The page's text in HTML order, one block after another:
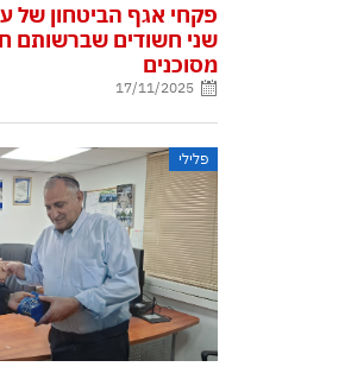
פקחי אגף הביטחון של
שני חשודים שברשותם
מסוכנים
17/11/2025
פלילי